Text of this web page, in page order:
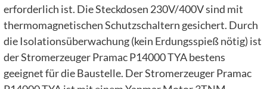
erforderlich ist. Die Steckdosen 230V/400V sind mit
thermomagnetischen Schutzschaltern gesichert. Durch
die Isolationsüberwachung (kein Erdungsspieß nötig) ist
der Stromerzeuger Pramac P14000 TYA bestens
geeignet für die Baustelle. Der Stromerzeuger Pramac